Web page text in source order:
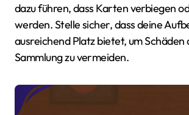
dazu führen, dass Karten verbiegen
werden. Stelle sicher, dass deine
ausreichend Platz bietet, um Schäden
Sammlung zu vermeiden.